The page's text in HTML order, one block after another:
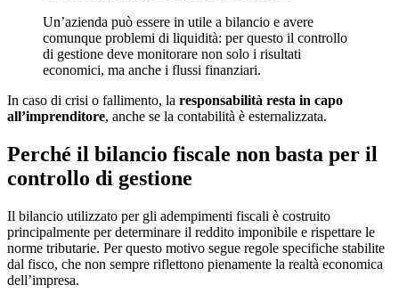
Un’azienda può essere in utile a bilancio e avere
comunque problemi di liquidità: per questo il controllo
di gestione deve monitorare non solo i risultati
economici, ma anche i flussi finanziari.
In caso di crisi o fallimento, la responsabilità resta in capo
all’imprenditore, anche se la contabilità è esternalizzata.
Perché il bilancio fiscale non basta per il
controllo di gestione
Il bilancio utilizzato per gli adempimenti fiscali è costruito
principalmente per determinare il reddito imponibile e rispettare le
norme tributarie. Per questo motivo segue regole specifiche stabilite
dal fisco, che non sempre riflettono pienamente la realtà economica
dell’impresa.